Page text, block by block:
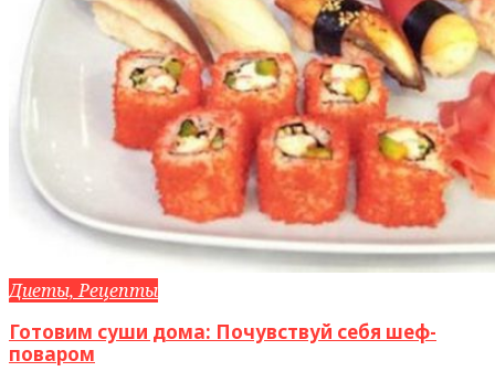
Диеты, Рецепты
Готовим суши дома: Почувствуй себя шеф-
поваром